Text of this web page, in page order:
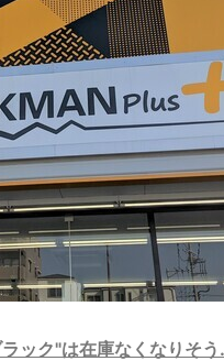
ラック"は在庫なくなりそ